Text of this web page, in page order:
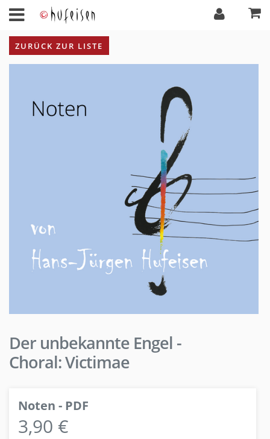
ZURÜCK ZUR LISTE
Der unbekannte Engel -
Choral: Victimae
Noten - PDF
3,90 €